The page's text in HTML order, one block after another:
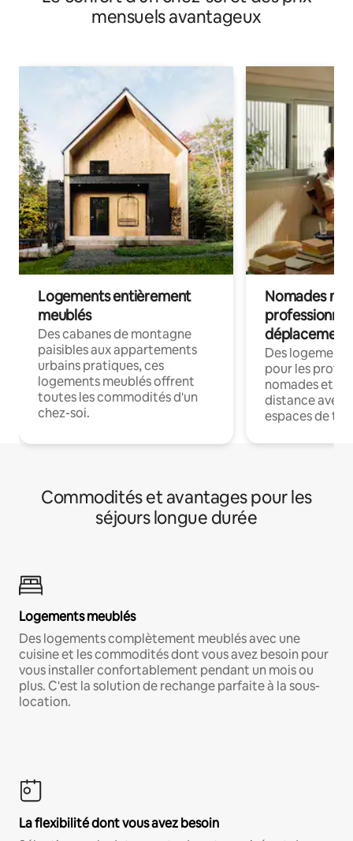
mensuels avantageux
Logements entièrement
meublés
Des cabanes de montagne
paisibles aux appartements
urbains pratiques, ces
logements meublés offrent
toutes les commodités d'un
chez-soi.
Nomades
déplacement
Des
pour les
nomades et
distance avec
espaces de
Commodités et avantages pour les
séjours longue durée
Logements meublés
Des logements complètement meublés avec une
cuisine et les commodités dont vous avez besoin pour
vous installer confortablement pendant un mois ou
plus. C'est la solution de rechange parfaite à la sous-
location.
La flexibilité dont vous avez besoin